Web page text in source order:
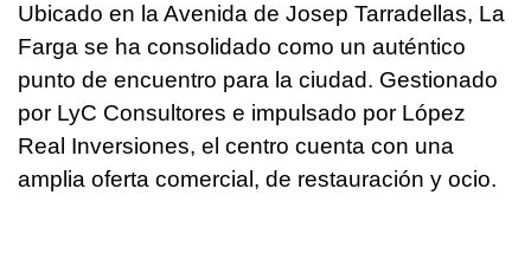
Ubicado en la Avenida de Josep Tarradellas, La
Farga se ha consolidado como un auténtico
punto de encuentro para la ciudad. Gestionado
por LyC Consultores e impulsado por López
Real Inversiones, el centro cuenta con una
amplia oferta comercial, de restauración y ocio.